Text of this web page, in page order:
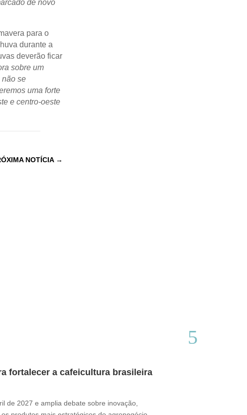
de novo
para o
durante a
deverão ficar
sobre um
não se
uma forte
e centro-oeste
NOTÍCIA→
fortalecer a cafeicultura brasileira
de 2027 e amplia debate sobre inovação,